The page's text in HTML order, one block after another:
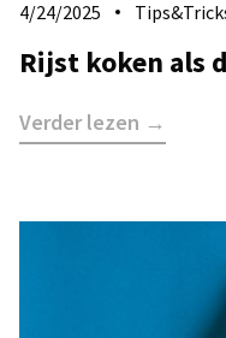
4/24/2025
Rijst koken als
Verder lezen →